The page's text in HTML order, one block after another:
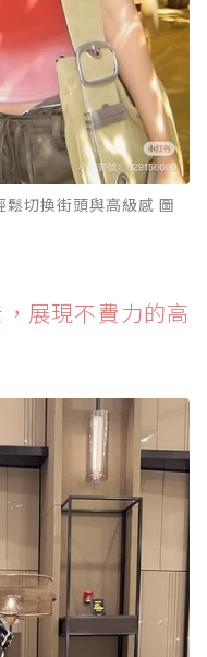
切換街頭與高級感 圖
展現不費力的高